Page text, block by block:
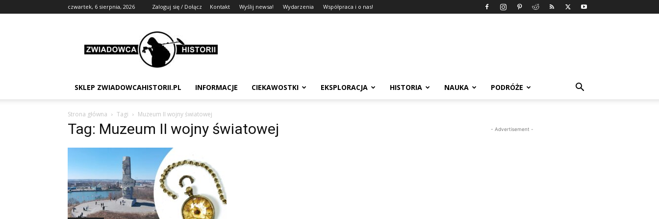
czwartek, 6 sierpnia, 2026 Zaloguj się / Dołącz Kontakt Wyślij newsa! Wydarzenia Współpraca i o nas!
Zwiadowca
Historii
SKLEP ZWIADOWCAHISTORII.PL INFORMACJE CIEKAWOSTKI EKSPLORACJA HISTORIA NAUKA PODRÓŻE
Strona główna Tagi Muzeum II wojny światowej
Tag: Muzeum II wojny światowej - Advertisement -